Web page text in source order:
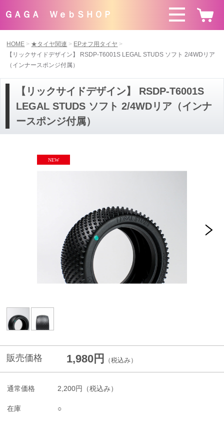
ＧＡＧＡ ＷｅｂＳＨＯＰ
HOME ★タイヤ関連
EPオフ用タイヤ
【リックサイドデザイン】 RSDP-T6001S LEGAL STUDS ソフト 2/4WDリア
（インナースポンジ付属）
【リックサイドデザイン】 RSDP-T6001S
LEGAL STUDS ソフト 2/4WDリア（インナ
ースポンジ付属）
販売価格 1,980円 （税込み）
通常価格 2,200円 （税込み）
在庫 ○